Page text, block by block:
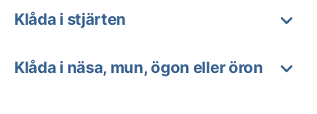
Klåda i stjärten
Klåda i näsa, mun, ögon eller öron